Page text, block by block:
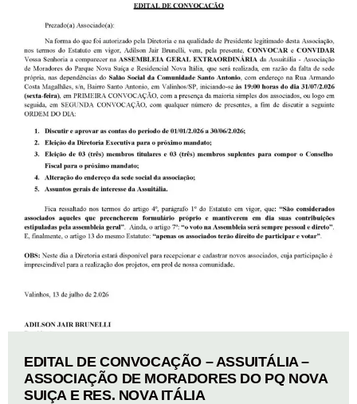
EDITAL DE CONVOCAÇÃO – ASSUITÁLIA –
ASSOCIAÇÃO DE MORADORES DO PQ NOVA
SUIÇA E RES. NOVA ITÁLIA